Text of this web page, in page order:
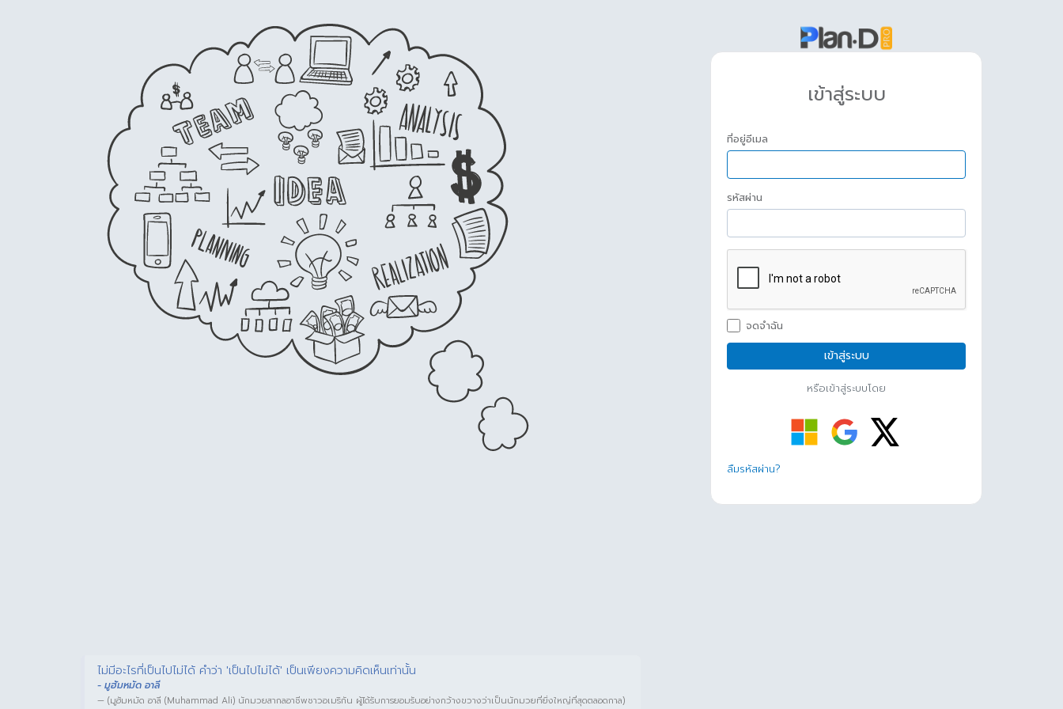
ไม่มีอะไรที่เป็นไปไม่ได้ คำว่า 'เป็นไปไม่ได้' เป็นเพียงความคิดเห็นเท่านั้น
- มูฮัมหมัด อาลี
(มูฮัมหมัด อาลี (Muhammad Ali) นักมวยสากลอาชีพชาวอเมริกัน ผู้ได้รับการยอมรับอย่างกว้างขวางว่าเป็นนักมวยที่ยิ่งใหญ่ที่สุดตลอดกาล)
เข้าสู่ระบบ
ที่อยู่อีเมล
รหัสผ่าน
จดจำฉัน
เข้าสู่ระบบ
หรือเข้าสู่ระบบโดย
ลืมรหัสผ่าน?